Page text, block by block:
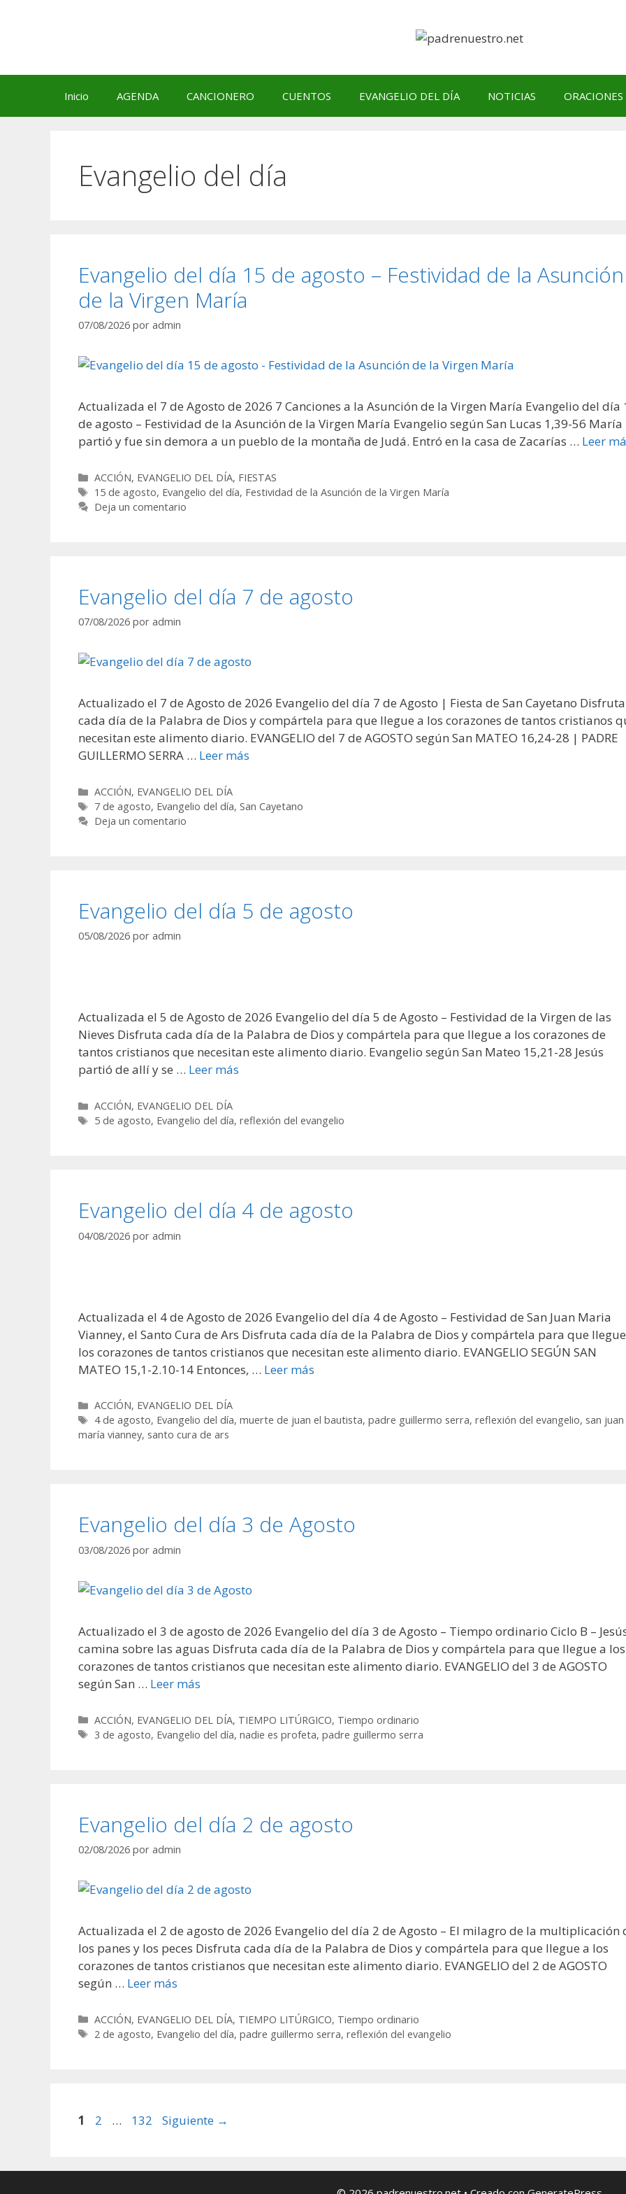
Inicio AGENDA CANCIONERO CUENTOS EVANGELIO DEL DÍA NOTICIAS ORACIONES
Evangelio del día
Evangelio del día 15 de agosto – Festividad de la Asunción
de la Virgen María
07/08/2026 por admin
Actualizada el 7 de Agosto de 2026 7 Canciones a la Asunción de la Virgen María Evangelio del día
de agosto – Festividad de la Asunción de la Virgen María Evangelio según San Lucas 1,39-56 María
partió y fue sin demora a un pueblo de la montaña de Judá. Entró en la casa de Zacarías … Leer
Categorías
ACCIÓN, EVANGELIO DEL DÍA, FIESTAS
Etiquetas
15 de agosto, Evangelio del día, Festividad de la Asunción de la Virgen María
Deja un comentario
Evangelio del día 7 de agosto
07/08/2026 por admin
Actualizado el 7 de Agosto de 2026 Evangelio del día 7 de Agosto | Fiesta de San Cayetano Disfruta
cada día de la Palabra de Dios y compártela para que llegue a los corazones de tantos cristianos
necesitan este alimento diario. EVANGELIO del 7 de AGOSTO según San MATEO 16,24-28 | PADRE
GUILLERMO SERRA … Leer más
Categorías
ACCIÓN, EVANGELIO DEL DÍA
Etiquetas
7 de agosto, Evangelio del día,San Cayetano
Deja un comentario
Evangelio del día 5 de agosto
05/08/2026 por admin
Actualizada el 5 de Agosto de 2026 Evangelio del día 5 de Agosto – Festividad de la Virgen de las
Nieves Disfruta cada día de la Palabra de Dios y compártela para que llegue a los corazones de
tantos cristianos que necesitan este alimento diario. Evangelio según San Mateo 15,21-28 Jesús
partió de allí y se … Leer más
Categorías
ACCIÓN, EVANGELIO DEL DÍA
Etiquetas
5 de agosto, Evangelio del día,reflexión del evangelio
Evangelio del día 4 de agosto
04/08/2026 por admin
Actualizada el 4 de Agosto de 2026 Evangelio del día 4 de Agosto – Festividad de San Juan Maria
Vianney, el Santo Cura de Ars Disfruta cada día de la Palabra de Dios y compártela para que
los corazones de tantos cristianos que necesitan este alimento diario. EVANGELIO SEGÚN SAN
MATEO 15,1-2.10-14 Entonces, … Leer más
Categorías
ACCIÓN, EVANGELIO DEL DÍA
Etiquetas
4 de agosto, Evangelio del día,muerte de juan el bautista,padre guillermo serra,reflexión del evangelio, san juan
maría vianney, santo cura de ars
Evangelio del día 3 de Agosto
03/08/2026 por admin
Actualizado el 3 de agosto de 2026 Evangelio del día 3 de Agosto – Tiempo ordinario Ciclo B –
camina sobre las aguas Disfruta cada día de la Palabra de Dios y compártela para que llegue a los
corazones de tantos cristianos que necesitan este alimento diario. EVANGELIO del 3 de AGOSTO
según San … Leer más
Categorías
ACCIÓN, EVANGELIO DEL DÍA, TIEMPO LITÚRGICO, Tiempo ordinario
Etiquetas
3 de agosto, Evangelio del día,nadie es profeta,padre guillermo serra
Evangelio del día 2 de agosto
02/08/2026 por admin
Actualizada el 2 de agosto de 2026 Evangelio del día 2 de Agosto – El milagro de la multiplicación
los panes y los peces Disfruta cada día de la Palabra de Dios y compártela para que llegue a los
corazones de tantos cristianos que necesitan este alimento diario. EVANGELIO del 2 de AGOSTO
según … Leer más
Categorías
ACCIÓN, EVANGELIO DEL DÍA, TIEMPO LITÚRGICO, Tiempo ordinario
Etiquetas
2 de agosto, Evangelio del día,padre guillermo serra,reflexión del evangelio
Página
1 Página
2 … Página
132 Siguiente →